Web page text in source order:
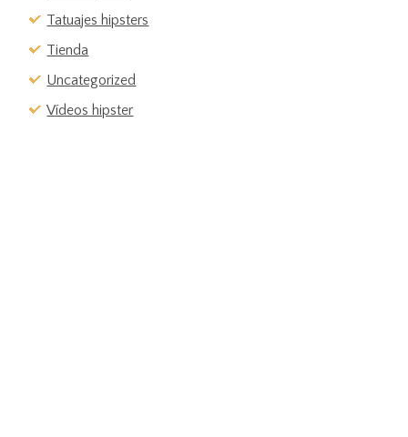
Tatuajes hipsters
Tienda
Uncategorized
Vídeos hipster